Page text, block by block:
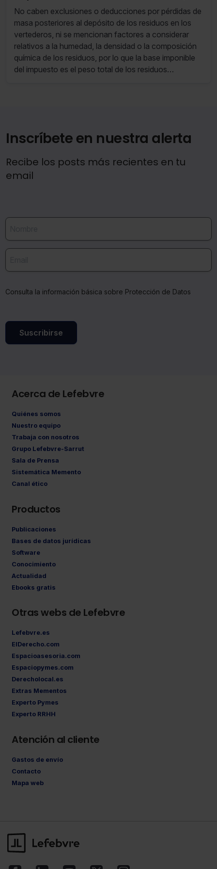
incineración y coincineración de
residuos
No caben exclusiones o deducciones por pérdidas de
masa posteriores al depósito de los residuos en los
vertederos, ni se mencionan factores a considerar
relativos a la humedad, la densidad o la composición
química de los residuos, por lo que la base imponible
del impuesto es el peso total de los residuos
Inscríbete en nuestra alerta
Recibe los posts más recientes en tu
email
Consulta la información básica sobre Protección de Datos
Suscribirse
Acerca de Lefebvre
Quiénes somos
Nuestro equipo
Trabaja con nosotros
Grupo Lefebvre-Sarrut
Sala de Prensa
Sistemática Memento
Canal ético
Productos
Publicaciones
Bases de datos jurídicas
Software
Conocimiento
Actualidad
Ebooks gratis
Otras webs de Lefebvre
Lefebvre.es
ElDerecho.com
Espacioasesoria.com
Espaciopymes.com
Derecholocal.es
Extras Mementos
Experto Pymes
Experto RRHH
Atención al cliente
Gastos de envío
Contacto
Mapa web